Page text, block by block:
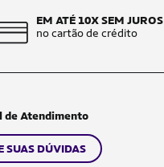
EM ATÉ 10X SEM JUROS
no cartão de crédito
de Atendimento
SUAS DÚVIDAS